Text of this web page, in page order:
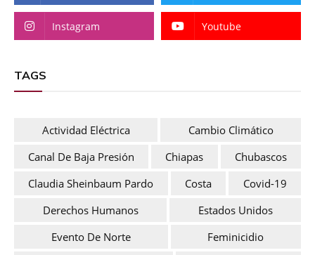
Instagram Youtube
TAGS
Actividad Eléctrica
Cambio Climático
Canal De Baja Presión
Chiapas
Chubascos
Claudia Sheinbaum Pardo
Costa
Covid-19
Derechos Humanos
Estados Unidos
Evento De Norte
Feminicidio